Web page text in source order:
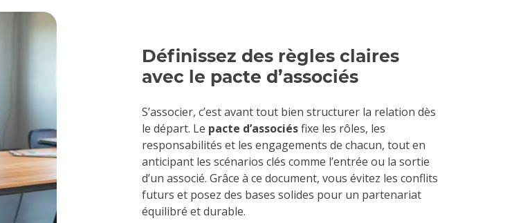
Définissez des règles claires
avec le pacte d’associés
S’associer, c’est avant tout bien structurer la relation dès
le départ. Le pacte d’associésfixe les rôles, les
responsabilités et les engagements de chacun, tout en
anticipant les scénarios clés comme l’entrée ou la sortie
d’un associé. Grâce à ce document, vous évitez les conflits
futurs et posez des bases solides pour un partenariat
équilibré et durable.